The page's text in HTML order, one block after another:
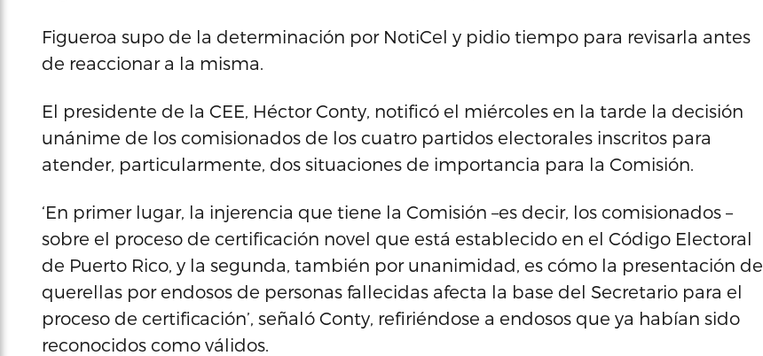
Figueroa supo de la determinación por NotiCel y pidio tiempo para revisarla antes
de reaccionar a la misma.
El presidente de la CEE, Héctor Conty, notificó el miércoles en la tarde la decisión
unánime de los comisionados de los cuatro partidos electorales inscritos para
atender, particularmente, dos situaciones de importancia para la Comisión.
‘En primer lugar, la injerencia que tiene la Comisión –es decir, los comisionados –
sobre el proceso de certificación novel que está establecido en el Código Electoral
de Puerto Rico, y la segunda, también por unanimidad, es cómo la presentación de
querellas por endosos de personas fallecidas afecta la base del Secretario para el
proceso de certificación’, señaló Conty, refiriéndose a endosos que ya habían sido
reconocidos como válidos.